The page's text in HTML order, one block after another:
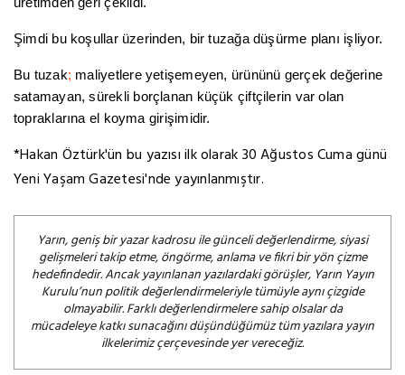
Şimdi bu koşullar üzerinden, bir tuzağa düşürme planı işliyor.
Bu tuzak; maliyetlere yetişemeyen, ürününü gerçek değerine
satamayan, sürekli borçlanan küçük çiftçilerin var olan
topraklarına el koyma girişimidir.
*Hakan Öztürk'ün bu yazısı ilk olarak 30 Ağustos Cuma günü
Yeni Yaşam Gazetesi'nde yayınlanmıştır.
Yarın, geniş bir yazar kadrosu ile günceli değerlendirme, siyasi
gelişmeleri takip etme, öngörme, anlama ve fikri bir yön çizme
hedefindedir. Ancak yayınlanan yazılardaki görüşler, Yarın Yayın
Kurulu’nun politik değerlendirmeleriyle tümüyle aynı çizgide
olmayabilir. Farklı değerlendirmelere sahip olsalar da
mücadeleye katkı sunacağını düşündüğümüz tüm yazılara yayın
ilkelerimiz çerçevesinde yer vereceğiz.